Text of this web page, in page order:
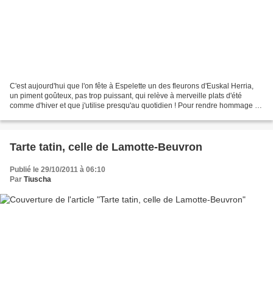
C'est aujourd'hui que l'on fête à Espelette un des fleurons d'Euskal Herria,
un piment goûteux, pas trop puissant, qui relève à merveille plats d'été
comme d'hiver et que j'utilise presqu'au quotidien ! Pour rendre hommage à
Tarte tatin, celle de Lamotte-Beuvron
Publié le 29/10/2011 à 06:10
Par Tiuscha